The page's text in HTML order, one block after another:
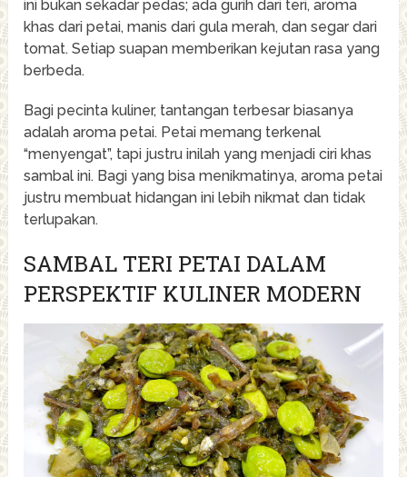
ini bukan sekadar pedas; ada gurih dari teri, aroma
khas dari petai, manis dari gula merah, dan segar dari
tomat. Setiap suapan memberikan kejutan rasa yang
berbeda.
Bagi pecinta kuliner, tantangan terbesar biasanya
adalah aroma petai. Petai memang terkenal
“menyengat”, tapi justru inilah yang menjadi ciri khas
sambal ini. Bagi yang bisa menikmatinya, aroma petai
justru membuat hidangan ini lebih nikmat dan tidak
terlupakan.
SAMBAL TERI PETAI DALAM
PERSPEKTIF KULINER MODERN